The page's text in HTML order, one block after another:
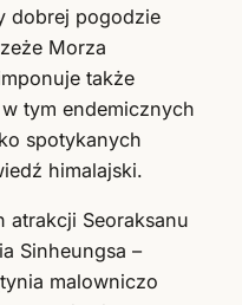
dobrej pogodzie
Morza
także
tym endemicznych
spotykanych
himalajski.
atrakcji Seoraksanu
Sinheungsa –
malowniczo